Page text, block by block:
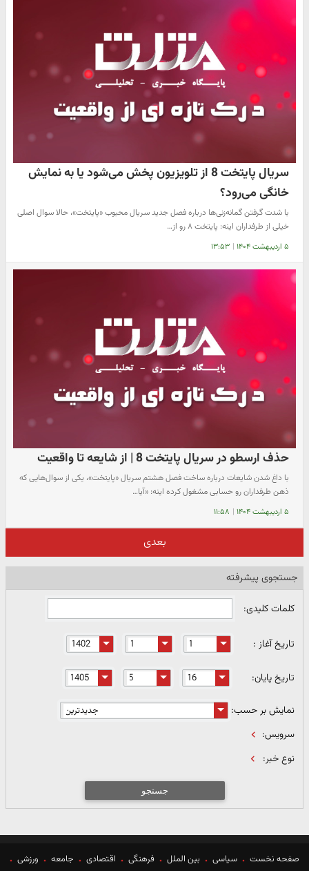
سریال پایتخت 8 از تلویزیون پخش می‌شود یا به نمایش
خانگی می‌رود؟
با شدت گرفتن گمانه‌زنی‌ها درباره فصل جدید سریال محبوب «پایتخت»، حالا سوال اصلی
خیلی از طرفداران اینه: پایتخت ۸ رو از…
۵ اردیبهشت ۱۴۰۴ | ۱۳:۵۳
حذف ارسطو در سریال پایتخت 8 | از شایعه تا واقعیت
با داغ شدن شایعات درباره ساخت فصل هشتم سریال «پایتخت»، یکی از سوال‌هایی که
ذهن طرفداران رو حسابی مشغول کرده اینه: «آیا…
۵ اردیبهشت ۱۴۰۴ | ۱۱:۵۸
بعدی
جستجوی پیشرفته
کلمات کلیدی:
تاریخ آغاز :
تاریخ پایان:
نمایش بر حسب:
سرویس:
نوع خبر:
جستجو
صفحه نخست سیاسی بین الملل فرهنگی اقتصادی جامعه
ورزشی